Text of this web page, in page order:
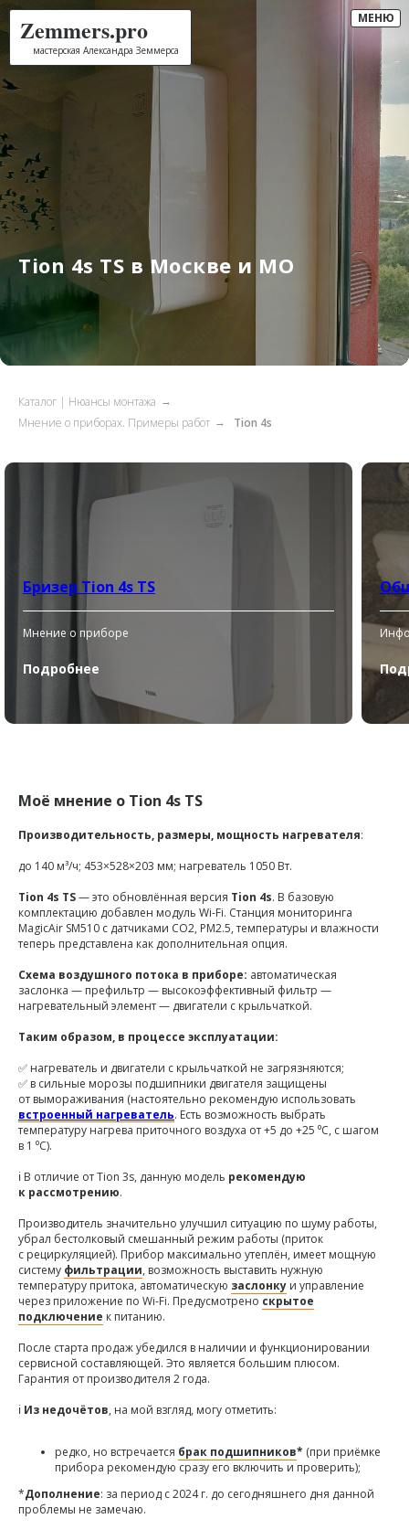
Zemmers.pro
мастерская Александра Земмерса
МЕНЮ
Tion 4s TS в Москве и МО
Каталог | Нюансы монтажа →
Мнение о приборах. Примеры работ → Tion 4s
Бризер Tion 4s TS
Мнение о приборе
Подробнее
Моё мнение о Tion 4s TS
Производительность, размеры, мощность нагревателя:
до 140 м³/ч; 453×528×203 мм; нагреватель 1050 Вт.
Tion 4s TS— это обновлённая версия Tion 4s. В базовую
комплектацию добавлен модуль Wi-Fi. Станция мониторинга
MagicAir SM510 с датчиками CO2, PM2.5, температуры и влажности
теперь представлена как дополнительная опция.
Схема воздушного потока в приборе: автоматическая
заслонка — префильтр — высокоэффективный фильтр —
нагревательный элемент — двигатели с крыльчаткой.
Таким образом, в процессе эксплуатации:
✅ нагреватель и двигатели с крыльчаткой не загрязняются;
✅ в сильные морозы подшипники двигателя защищены
от вымораживания (настоятельно рекомендую использовать
встроенный нагреватель. Есть возможность выбрать
температуру нагрева приточного воздуха от +5 до +25 ⁰C, с шагом
в 1 ⁰С).
ℹ️ В отличие от Tion 3s, данную модель рекомендую
к рассмотрению.
Производитель значительно улучшил ситуацию по шуму работы,
убрал бестолковый смешанный режим работы (приток
с рециркуляцией). Прибор максимально утеплён, имеет мощную
систему фильтрации, возможность выставить нужную
температуру притока, автоматическую заслонку и управление
через приложение по Wi-Fi. Предусмотрено скрытое
подключение к питанию.
После старта продаж убедился в наличии и функционировании
сервисной составляющей. Это является большим плюсом.
Гарантия от производителя 2 года.
ℹ️ Из недочётов, на мой взгляд, могу отметить:
редко, но встречается брак подшипников* (при приёмке
прибора рекомендую сразу его включить и проверить);
*Дополнение: за период с 2024 г. до сегодняшнего дня данной
проблемы не замечаю.